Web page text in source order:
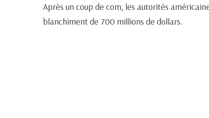
Après un coup de com, les autorités
blanchiment de 700 millions de dollars.